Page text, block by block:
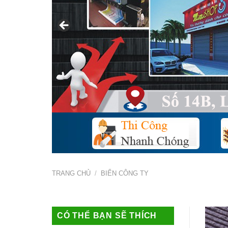
TRANG CHỦ / BIỂN CÔNG TY
CÓ THỂ BẠN SẼ THÍCH